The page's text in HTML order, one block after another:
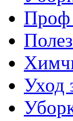
Проф
Уход